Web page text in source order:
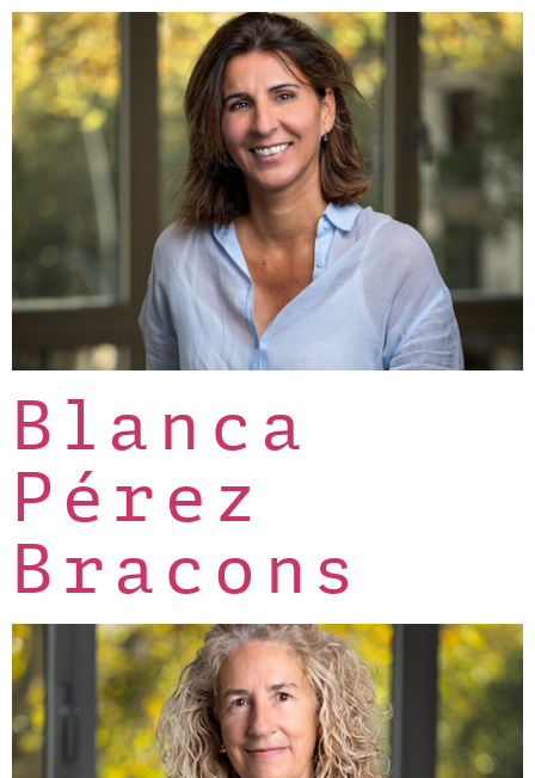
Blanca
Pérez
Bracons